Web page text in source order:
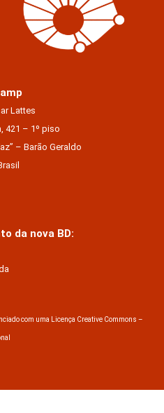
Lattes
421 – 1º piso
– Barão Geraldo
da nova BD:
com uma Licença Creative Commons –